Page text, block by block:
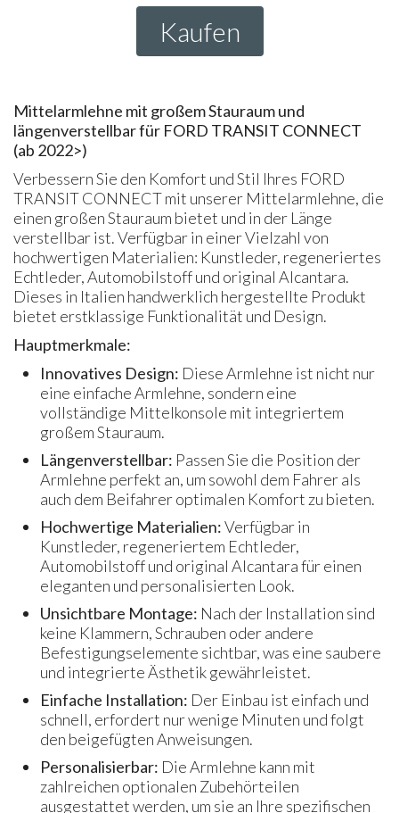
Kaufen
Mittelarmlehne mit großem Stauraum und
längenverstellbar für FORD TRANSIT CONNECT
(ab 2022>)
Verbessern Sie den Komfort und Stil Ihres FORD
TRANSIT CONNECT mit unserer Mittelarmlehne, die
einen großen Stauraum bietet und in der Länge
verstellbar ist. Verfügbar in einer Vielzahl von
hochwertigen Materialien: Kunstleder, regeneriertes
Echtleder, Automobilstoff und original Alcantara.
Dieses in Italien handwerklich hergestellte Produkt
bietet erstklassige Funktionalität und Design.
Hauptmerkmale:
Innovatives Design: Diese Armlehne ist nicht nur
eine einfache Armlehne, sondern eine
vollständige Mittelkonsole mit integriertem
großem Stauraum.
Längenverstellbar: Passen Sie die Position der
Armlehne perfekt an, um sowohl dem Fahrer als
auch dem Beifahrer optimalen Komfort zu bieten.
Hochwertige Materialien:Verfügbar in
Kunstleder, regeneriertem Echtleder,
Automobilstoff und original Alcantara für einen
eleganten und personalisierten Look.
Unsichtbare Montage: Nach der Installation sind
keine Klammern, Schrauben oder andere
Befestigungselemente sichtbar, was eine saubere
und integrierte Ästhetik gewährleistet.
Einfache Installation: Der Einbau ist einfach und
schnell, erfordert nur wenige Minuten und folgt
den beigefügten Anweisungen.
Personalisierbar: Die Armlehne kann mit
zahlreichen optionalen Zubehörteilen
ausgestattet werden, um sie an Ihre spezifischen